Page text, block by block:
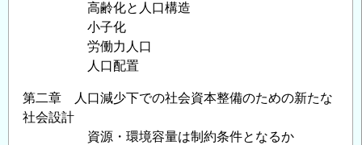
高齢化と人口構造
小子化
労働力人口
人口配置
第二章 人口減少下での社会資本整備のための新たな
社会設計
資源・環境容量は制約条件となるか